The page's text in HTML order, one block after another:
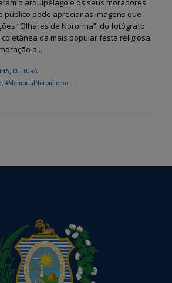
o arquipélago e os seus moradores.
público pode apreciar as imagens que
“Olhares de Noronha”, do fotógrafo
coletânea da mais popular festa religiosa
a...
, CULTURA
, #MemorialNoronhense